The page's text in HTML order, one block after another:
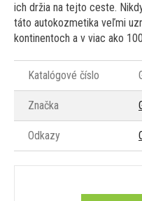
ich držia na tejto ceste.
táto autokozmetika veľmi
kontinentoch a v viac ako
Katalógové číslo
Značka
Odkazy